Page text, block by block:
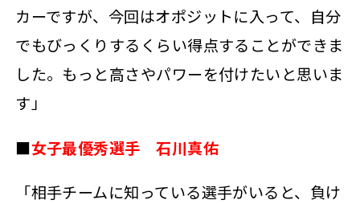
カーですが、今回はオポジットに入って、自分
でもびっくりするくらい得点することができま
した。もっと高さやパワーを付けたいと思いま
す」
■女子最優秀選手 石川真佑
「相手チームに知っている選手がいると、負け